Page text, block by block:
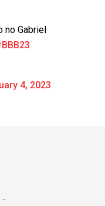
no Gabriel
4, 2023